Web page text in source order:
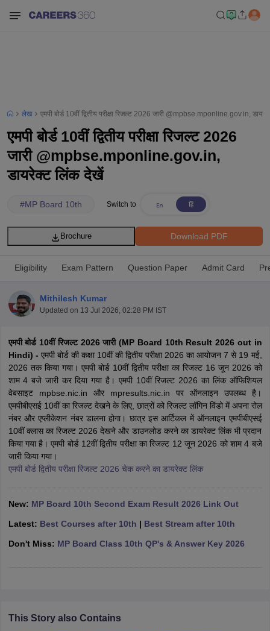
Time Table 2026
12th Supplementary Result 2026
TN 11th Arrear Result 2026
TN
CBSE 10th Second Board Result Marksheet 2026
CBSE Second
HS Result 2026
CBSE Class 12 Result Link 2026
Punjab
CBSE 10th Science Question Paper 2026 Second Exam CBSE 10th
Question Paper 2026 TS Inter Supplementary Question
SSLC
Karnataka SSLC UK Board 10th Goa Board SSC PSEB 10th
Exam MP Board 12th UK Board 12th PSEB 12th
Public School Admissions
Navyug School Admission
Schools in Jaipur Schools in Lucknow Schools in Gurgaon
Schools in Punjab
Medium Schools in IndiaGujarati Medium Schools in India
Army Public Schools in India
Class 12 Question PapersHBSE 12th Question PapersGSEB
GSEB SSC Question Papers Goa Board SSC Question PaperManipur
JAC 10th SyllabusOdisha 10th Syllabus
लेख एमपी बोर्ड 10वीं द्वितीय परीक्षा रिजल्ट 2026 जारी @mpbse.mponline.gov.in,
एमपी बोर्ड 10वीं द्वितीय परीक्षा रिजल्ट 2026
जारी @mpbse.mponline.gov.in,
डायरेक्ट लिंक देखें
#MP Board 10th Switch to
Download PDF
Brochure
Eligibility Exam Pattern Question Paper Admit Card
Mithilesh Kumar
Updated on 13 Jul 2026, 02:28 PM IST
एमपी बोर्ड 10वीं रिजल्ट 2026 जारी (MP Board 10th Result 2026 out in
Hindi) - एमपी बोर्ड की कक्षा 10वीं की द्वितीय परीक्षा 2026 का आयोजन 7 से 19 मई,
2026 तक किया गया। एमपी बोर्ड 10वीं द्वितीय परीक्षा का रिजल्ट 16 जून 2026 को
शाम 4 बजे जारी कर दिया गया है। एमपी 10वीं रिजल्ट 2026 का लिंक ऑफिशियल
वेबसाइट mpbse.nic.in और mpresults.nic.in पर ऑनलाइन उपलब्ध है।
एमपीबीएसई 10वीं का रिजल्ट देखने के लिए, छात्रों को रिजल्ट लॉगिन विंडो में अपना रोल
नंबर और एप्लीकेशन नंबर डालना होगा। छात्र इस आर्टिकल में ऑनलाइन एमपीबीएसई
10वीं क्लास का रिजल्ट 2026 देखने और डाउनलोड करने का डायरेक्ट लिंक भी प्रदान
किया गया है। एमपी बोर्ड 12वीं द्वितीय परीक्षा का रिजल्ट 12 जून 2026 को शाम 4 बजे
जारी किया गया।
एमपी बोर्ड द्वितीय परीक्षा रिजल्ट 2026 चेक करने का डायरेक्ट लिंक
New: MP Board 10th Second Exam Result 2026 Link Out
Latest: Best Courses after 10th | Best Stream after 10th
Don't Miss: MP Board Class 10th QP's & Answer Key 2026
This Story also Contains